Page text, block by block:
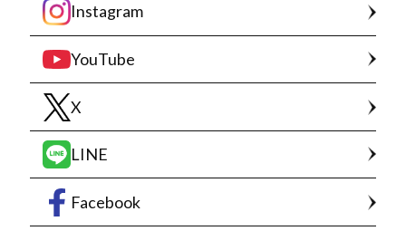
Instagram
YouTube
X
LINE
Facebook